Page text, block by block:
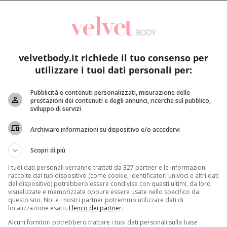
Quando diventa patologico, cosa fare? Una nuova
essere medico più che ‘sentimentale’
.
. Alcuni ricercatori italiani del
Dipartimento Interaziendale
trovare un rimedio in grado di riaccendere il desiderio
sessuale è estremamente mutevole e attraversa
un caso che da novembre ad aprile, quando le ore di
di giugno riporta il più alto tasso di concepimento
velvetbody.it richiede il tuo consenso per
utilizzare i tuoi dati personali per:
Pubblicità e contenuti personalizzati, misurazione delle
prestazioni dei contenuti e degli annunci, ricerche sul pubblico,
sviluppo di servizi
Archiviare informazioni su dispositivo e/o accedervi
Scopri di più
I tuoi dati personali verranno trattati da 327 partner e le informazioni
raccolte dal tuo dispositivo (come cookie, identificatori univoci e altri dati
del dispositivo) potrebbero essere condivise con questi ultimi, da loro
visualizzate e memorizzate oppure essere usate nello specifico da
questo sito. Noi e i nostri partner potremmo utilizzare dati di
localizzazione esatti. Elenco dei partner.
Alcuni fornitori potrebbero trattare i tuoi dati personali sulla base